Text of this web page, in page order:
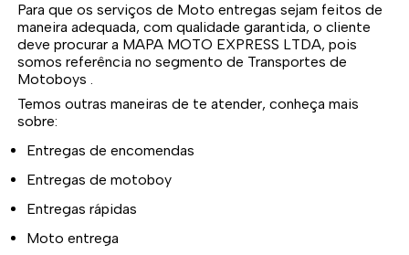
Para que os serviços de Moto entregas sejam feitos de
maneira adequada, com qualidade garantida, o cliente
deve procurar a MAPA MOTO EXPRESS LTDA, pois
somos referência no segmento de Transportes de
Motoboys .
Temos outras maneiras de te atender, conheça mais
sobre:
Entregas de encomendas
Entregas de motoboy
Entregas rápidas
Moto entrega